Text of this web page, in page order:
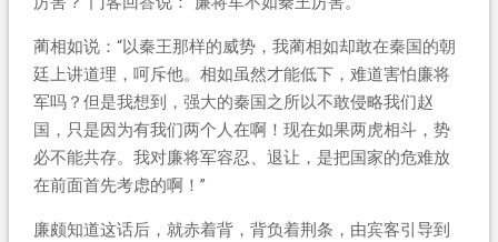
蔺相如说：“以秦王那样的威势，我蔺相如却敢在秦国的朝
廷上讲道理，呵斥他。相如虽然才能低下，难道害怕廉将
军吗？但是我想到，强大的秦国之所以不敢侵略我们赵
国，只是因为有我们两个人在啊！现在如果两虎相斗，势
必不能共存。我对廉将军容忍、退让，是把国家的危难放
在前面首先考虑的啊！”
廉颇知道这话后，就赤着背，背负着荆条，由宾客引导到